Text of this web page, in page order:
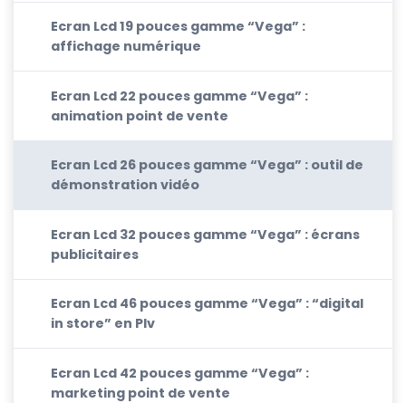
Ecran Lcd 19 pouces gamme “Vega” :
affichage numérique
Ecran Lcd 22 pouces gamme “Vega” :
animation point de vente
Ecran Lcd 26 pouces gamme “Vega” : outil de
démonstration vidéo
Ecran Lcd 32 pouces gamme “Vega” : écrans
publicitaires
Ecran Lcd 46 pouces gamme “Vega” : “digital
in store” en Plv
Ecran Lcd 42 pouces gamme “Vega” :
marketing point de vente